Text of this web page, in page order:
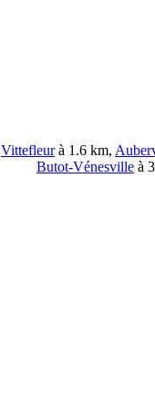
Vittefleurà 1.6 km,
Butot-Vénesville à